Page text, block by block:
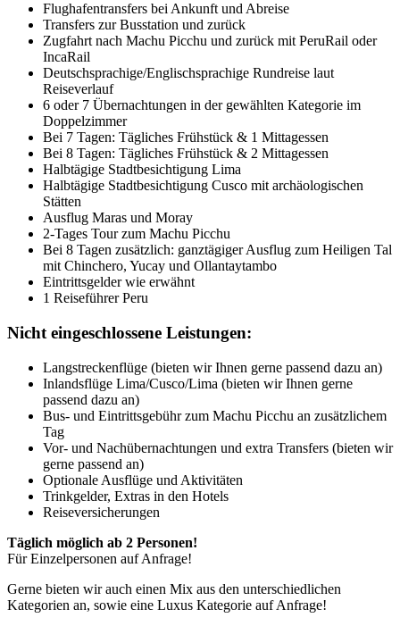
Flughafentransfers bei Ankunft und Abreise
Transfers zur Busstation und zurück
Zugfahrt nach Machu Picchu und zurück mit PeruRail oder
IncaRail
Deutschsprachige/Englischsprachige Rundreise laut
Reiseverlauf
6 oder 7 Übernachtungen in der gewählten Kategorie im
Doppelzimmer
Bei 7 Tagen: Tägliches Frühstück & 1 Mittagessen
Bei 8 Tagen: Tägliches Frühstück & 2 Mittagessen
Halbtägige Stadtbesichtigung Lima
Halbtägige Stadtbesichtigung Cusco mit archäologischen
Stätten
Ausflug Maras und Moray
2-Tages Tour zum Machu Picchu
Bei 8 Tagen zusätzlich: ganztägiger Ausflug zum Heiligen Tal
mit Chinchero, Yucay und Ollantaytambo
Eintrittsgelder wie erwähnt
1 Reiseführer Peru
Nicht eingeschlossene Leistungen:
Langstreckenflüge (bieten wir Ihnen gerne passend dazu an)
Inlandsflüge Lima/Cusco/Lima (bieten wir Ihnen gerne
passend dazu an)
Bus- und Eintrittsgebühr zum Machu Picchu an zusätzlichem
Tag
Vor- und Nachübernachtungen und extra Transfers (bieten wir
gerne passend an)
Optionale Ausflüge und Aktivitäten
Trinkgelder, Extras in den Hotels
Reiseversicherungen
Täglich möglich ab 2 Personen!
Für Einzelpersonen auf Anfrage!
Gerne bieten wir auch einen Mix aus den unterschiedlichen
Kategorien an, sowie eine Luxus Kategorie auf Anfrage!